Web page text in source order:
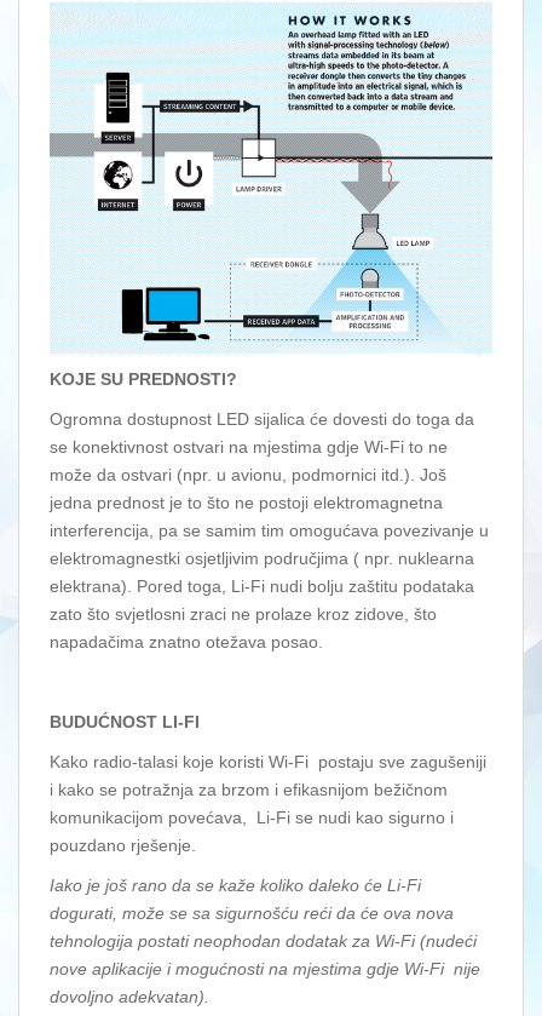
KOJE SU PREDNOSTI?
Ogromna dostupnost LED sijalica će dovesti do toga da
se konektivnost ostvari na mjestima gdje Wi-Fi to ne
može da ostvari (npr. u avionu, podmornici itd.). Još
jedna prednost je to što ne postoji elektromagnetna
interferencija, pa se samim tim omogućava povezivanje u
elektromagnestki osjetljivim područjima ( npr. nuklearna
elektrana). Pored toga, Li-Fi nudi bolju zaštitu podataka
zato što svjetlosni zraci ne prolaze kroz zidove, što
napadačima znatno otežava posao.
BUDUĆNOST LI-FI
Kako radio-talasi koje koristi Wi-Fi postaju sve zagušeniji
i kako se potražnja za brzom i efikasnijom bežičnom
komunikacijom povećava, Li-Fi se nudi kao sigurno i
pouzdano rješenje.
Iako je još rano da se kaže koliko daleko će Li-Fi
dogurati, može se sa sigurnošću reći da će ova nova
tehnologija postati neophodan dodatak za Wi-Fi (nudeći
nove aplikacije i mogućnosti na mjestima gdje Wi-Fi nije
dovoljno adekvatan).